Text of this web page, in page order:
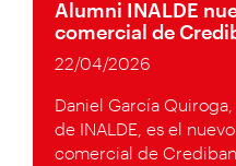
Alumni INALDE
comercial de
22/04/2026
Daniel García
de INALDE, es el
comercial de